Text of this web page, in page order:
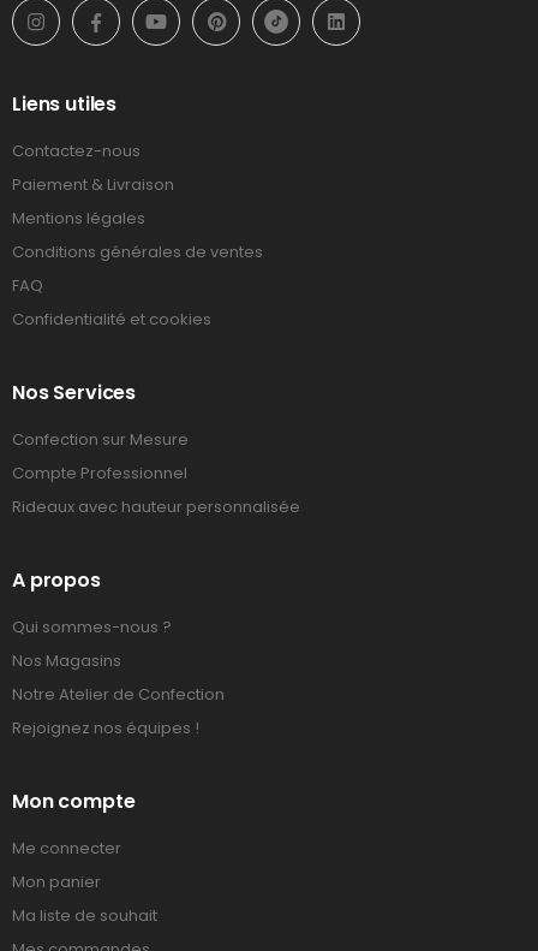
Liens utiles
Contactez-nous
Paiement & Livraison
Mentions légales
Conditions générales de ventes
FAQ
Confidentialité et cookies
Nos Services
Confection sur Mesure
Compte Professionnel
Rideaux avec hauteur personnalisée
A propos
Qui sommes-nous ?
Nos Magasins
Notre Atelier de Confection
Rejoignez nos équipes !
Mon compte
Me connecter
Mon panier
Ma liste de souhait